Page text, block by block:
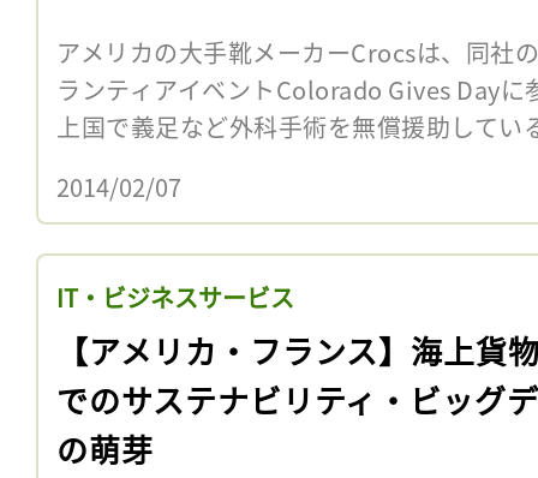
アメリカの大手靴メーカーCrocsは、同社
ランティアイベントColorado Gives Day
上国で義足など外科手術を無償援助して
2014/02/07
IT・ビジネスサービス
【アメリカ・フランス】海上貨
でのサステナビリティ・ビッグ
の萌芽